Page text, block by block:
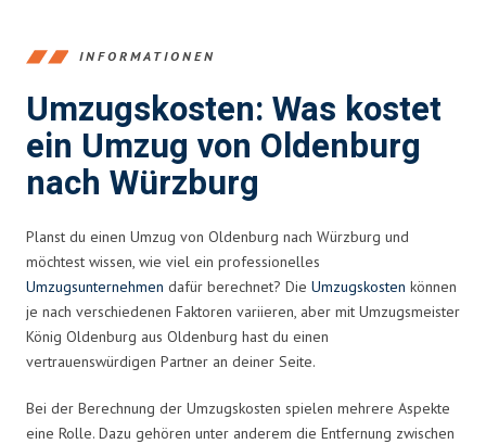
INFORMATIONEN
Umzugskosten: Was kostet
ein Umzug von Oldenburg
nach Würzburg
Planst du einen Umzug von Oldenburg nach Würzburg und
möchtest wissen, wie viel ein professionelles
Umzugsunternehmen dafür berechnet? Die Umzugskosten können
je nach verschiedenen Faktoren variieren, aber mit Umzugsmeister
König Oldenburg aus Oldenburg hast du einen
vertrauenswürdigen Partner an deiner Seite.
Bei der Berechnung der Umzugskosten spielen mehrere Aspekte
eine Rolle. Dazu gehören unter anderem die Entfernung zwischen